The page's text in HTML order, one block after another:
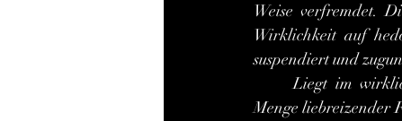
Weise verfremdet.
Wirklichkeit auf
suspendiert und
	Liegt im wirklichen Leben des Erotikers und hypererotischen Menschen – angesichts der
Menge liebreizender